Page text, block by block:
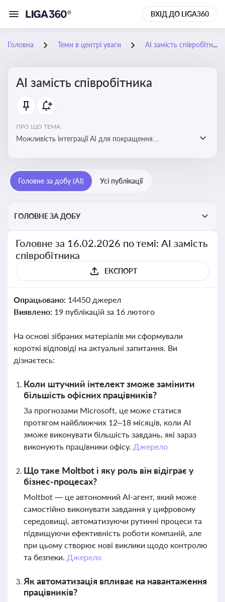
ВХІД ДО LIGA360
Головна Теми в центрі уваги АІ замість співробітника
АІ замість співробітника
ПРО ЩО ТЕМА:
Можливість інтеграції АІ для покращення
Головне за добу (AI) Усі публікації
ГОЛОВНЕ ЗА ДОБУ
Головне за 16.02.2026 по темі: АІ замість
співробітника
ЕКСПОРТ
Опрацьовано: 14450 джерел
Виявлено: 19 публікацій за 16 лютого
На основі зібраних матеріалів ми сформували
короткі відповіді на актуальні запитання. Ви
дізнаєтесь:
Коли штучний інтелект зможе замінити
більшість офісних працівників?
За прогнозами Microsoft, це може статися
протягом найближчих 12–18 місяців, коли AI
зможе виконувати більшість завдань, які зараз
виконують працівники офісу. Джерело
Що таке Moltbot і яку роль він відіграє у
бізнес-процесах?
Moltbot — це автономний AI-агент, який може
самостійно виконувати завдання у цифровому
середовищі, автоматизуючи рутинні процеси та
підвищуючи ефективність роботи компаній, але
при цьому створює нові виклики щодо контролю
та безпеки. Джерело
Як автоматизація впливає на навантаження
працівників?